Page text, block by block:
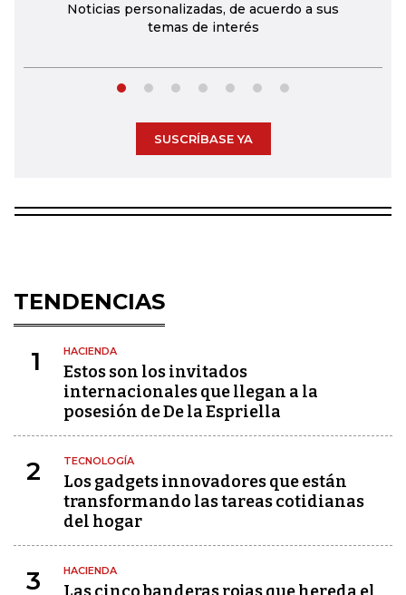
Noticias personalizadas, de acuerdo a sus
temas de interés
SUSCRÍBASE YA
TENDENCIAS
1 HACIENDA
Estos son los invitados
internacionales que llegan a la
posesión de De la Espriella
2 TECNOLOGÍA
Los gadgets innovadores que están
transformando las tareas cotidianas
del hogar
3 HACIENDA